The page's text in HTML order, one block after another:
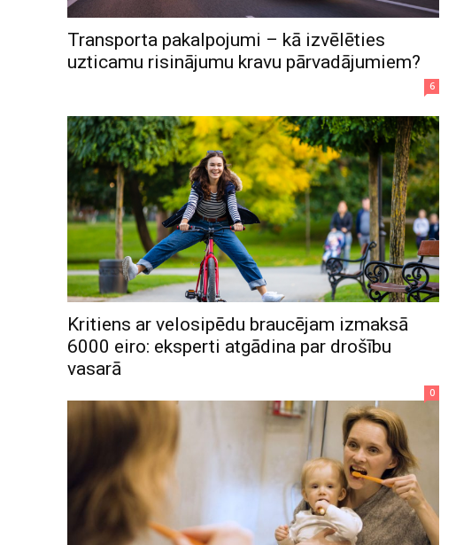
Transporta pakalpojumi – kā izvēlēties
uzticamu risinājumu kravu pārvadājumiem?
6
Kritiens ar velosipēdu braucējam izmaksā
6000 eiro: eksperti atgādina par drošību
vasarā
0